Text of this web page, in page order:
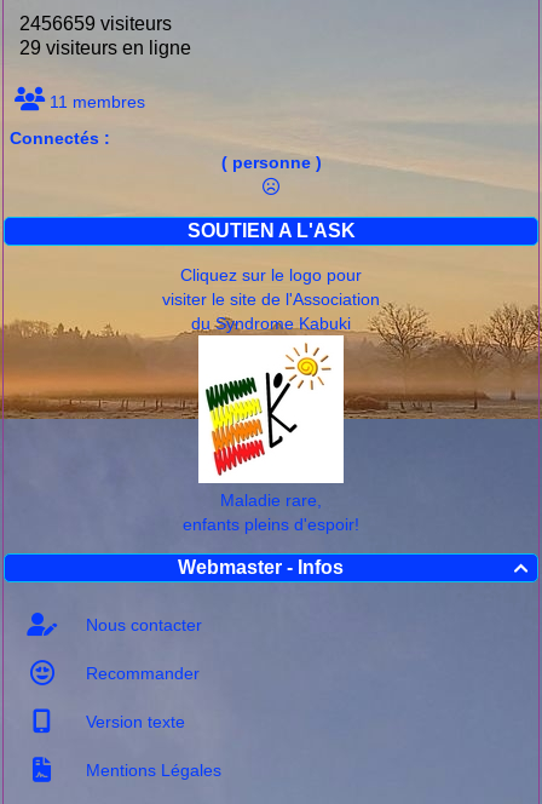
2456659 visiteurs
29 visiteurs en ligne
11 membres
Connectés :
( personne )
SOUTIEN A L'ASK
Cliquez sur le logo pour
visiter le site de l'Association
du Syndrome Kabuki
Maladie rare,
enfants pleins d'espoir!

Webmaster - Infos
Nous contacter
Recommander
Version texte
Mentions Légales